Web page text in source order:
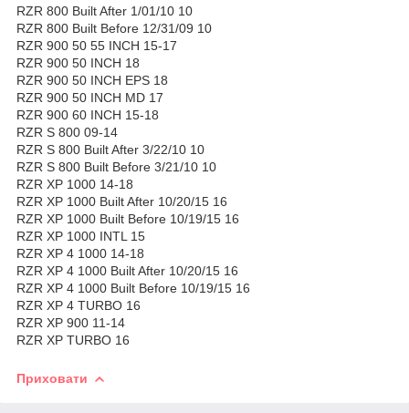
RZR 800 Built After 1/01/10 10
RZR 800 Built Before 12/31/09 10
RZR 900 50 55 INCH 15-17
RZR 900 50 INCH 18
RZR 900 50 INCH EPS 18
RZR 900 50 INCH MD 17
RZR 900 60 INCH 15-18
RZR S 800 09-14
RZR S 800 Built After 3/22/10 10
RZR S 800 Built Before 3/21/10 10
RZR XP 1000 14-18
RZR XP 1000 Built After 10/20/15 16
RZR XP 1000 Built Before 10/19/15 16
RZR XP 1000 INTL 15
RZR XP 4 1000 14-18
RZR XP 4 1000 Built After 10/20/15 16
RZR XP 4 1000 Built Before 10/19/15 16
RZR XP 4 TURBO 16
RZR XP 900 11-14
RZR XP TURBO 16
Приховати